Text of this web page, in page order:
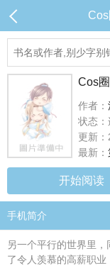
Cos
作者：
状态：
更新
最新：
开始阅读
手机简介
另一个平行的世界里
了令人羡慕的高薪职